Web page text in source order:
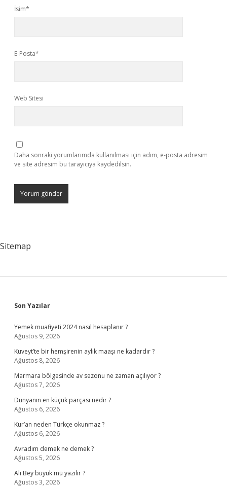
İsim*
E-Posta*
Web Sitesi
Daha sonraki yorumlarımda kullanılması için adım, e-posta adresim
ve site adresim bu tarayıcıya kaydedilsin.
Sitemap
Sidebar
Son Yazılar
Yemek muafiyeti 2024 nasıl hesaplanır ?
Ağustos 9, 2026
Kuveyt’te bir hemşirenin aylık maaşı ne kadardır ?
Ağustos 8, 2026
Marmara bölgesinde av sezonu ne zaman açılıyor ?
Ağustos 7, 2026
Dünyanın en küçük parçası nedir ?
Ağustos 6, 2026
Kur’an neden Türkçe okunmaz ?
Ağustos 6, 2026
Avradım demek ne demek ?
Ağustos 5, 2026
Ali Bey büyük mü yazılır ?
Ağustos 3, 2026